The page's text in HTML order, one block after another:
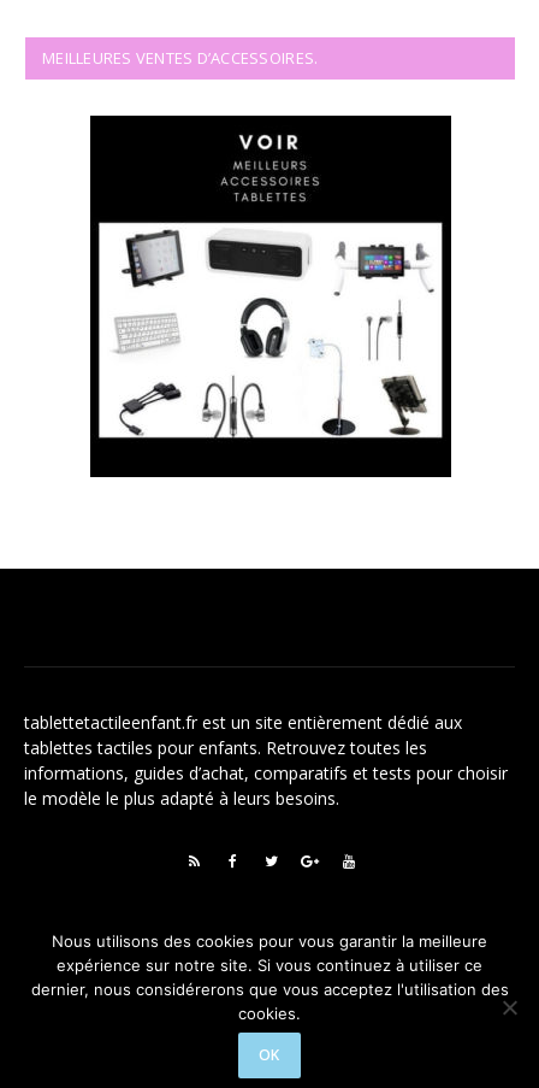
MEILLEURES VENTES D’ACCESSOIRES.
tablettetactileenfant.frest un site entièrement dédié aux
tablettes tactiles pour enfants. Retrouvez toutes les
informations, guides d’achat, comparatifs et tests pour choisir
le modèle le plus adapté à leurs besoins.
RSS FacebookTwitterGoogle+YouTube
Mentions Légales
Nous utilisons des cookies pour vous garantir la meilleure
expérience sur notre site. Si vous continuez à utiliser ce
dernier, nous considérerons que vous acceptez l'utilisation des
cookies.
OK